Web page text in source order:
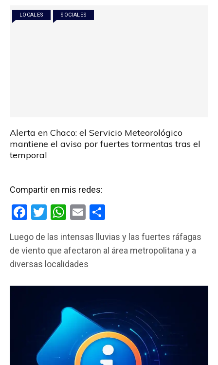
o
k
p
p
LOCALES SOCIALES
Alerta en Chaco: el Servicio Meteorológico
mantiene el aviso por fuertes tormentas tras el
temporal
Compartir en mis redes:
F
ce
b
o
T
tt
er
W
at
s
p
p
E
ail m
p
tir
Luego de las intensas lluvias y las fuertes ráfagas
de viento que afectaron al área metropolitana y a
diversas localidades